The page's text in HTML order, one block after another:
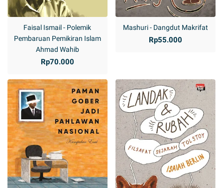
Faisal Ismail - Polemik
Pembaruan Pemikiran Islam
Ahmad Wahib
Rp70.000
Mashuri - Dangdut Makrifat
Rp55.000